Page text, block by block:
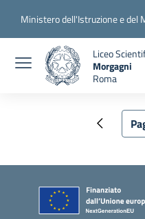
Slim top
Ministero dell'Istruzione e del
Liceo
Morgagni
Roma
Pagina
Piè di pagina